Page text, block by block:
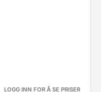
LOGG INN FOR Å SE PRISER